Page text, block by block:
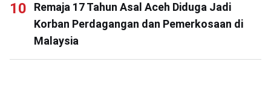
Remaja 17 Tahun Asal Aceh Diduga Jadi
Korban Perdagangan dan Pemerkosaan di
Malaysia